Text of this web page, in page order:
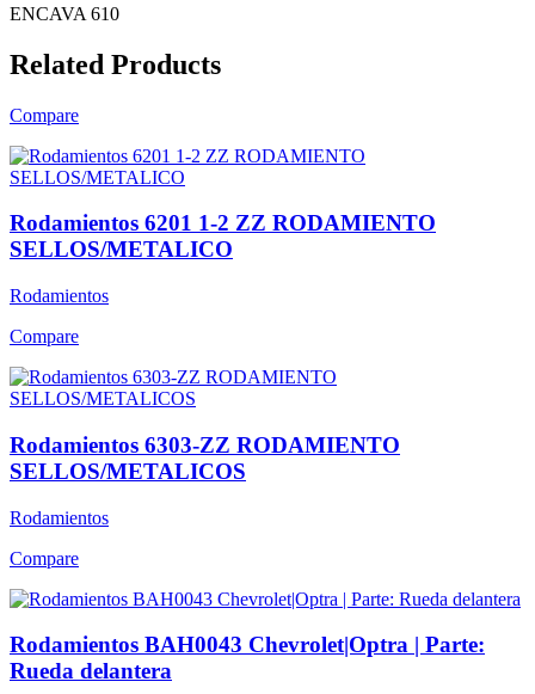
ENCAVA 610
Related Products
Compare
Rodamientos 6201 1-2 ZZ RODAMIENTO
SELLOS/METALICO
Rodamientos
Compare
Rodamientos 6303-ZZ RODAMIENTO
SELLOS/METALICOS
Rodamientos
Compare
Rodamientos BAH0043 Chevrolet|Optra | Parte:
Rueda delantera